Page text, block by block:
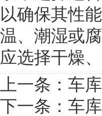
以确保其性
温、潮湿或
应选择干燥、
上一条： 车
下一条： 车